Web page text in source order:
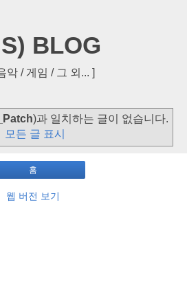
BLOG
악 / 게임 / 그 외... ]
)과 일치하는 글이 없습니다.
모든 글 표시
홈
웹 버전 보기